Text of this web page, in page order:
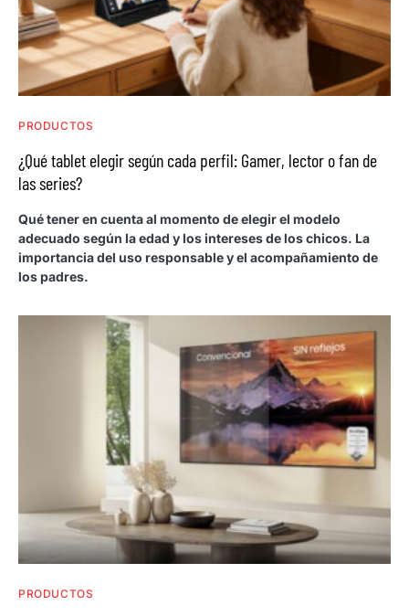
PRODUCTOS
¿Qué tablet elegir según cada perfil: Gamer, lector o fan de
las series?
Qué tener en cuenta al momento de elegir el modelo
adecuado según la edad y los intereses de los chicos. La
importancia del uso responsable y el acompañamiento de
los padres.
PRODUCTOS